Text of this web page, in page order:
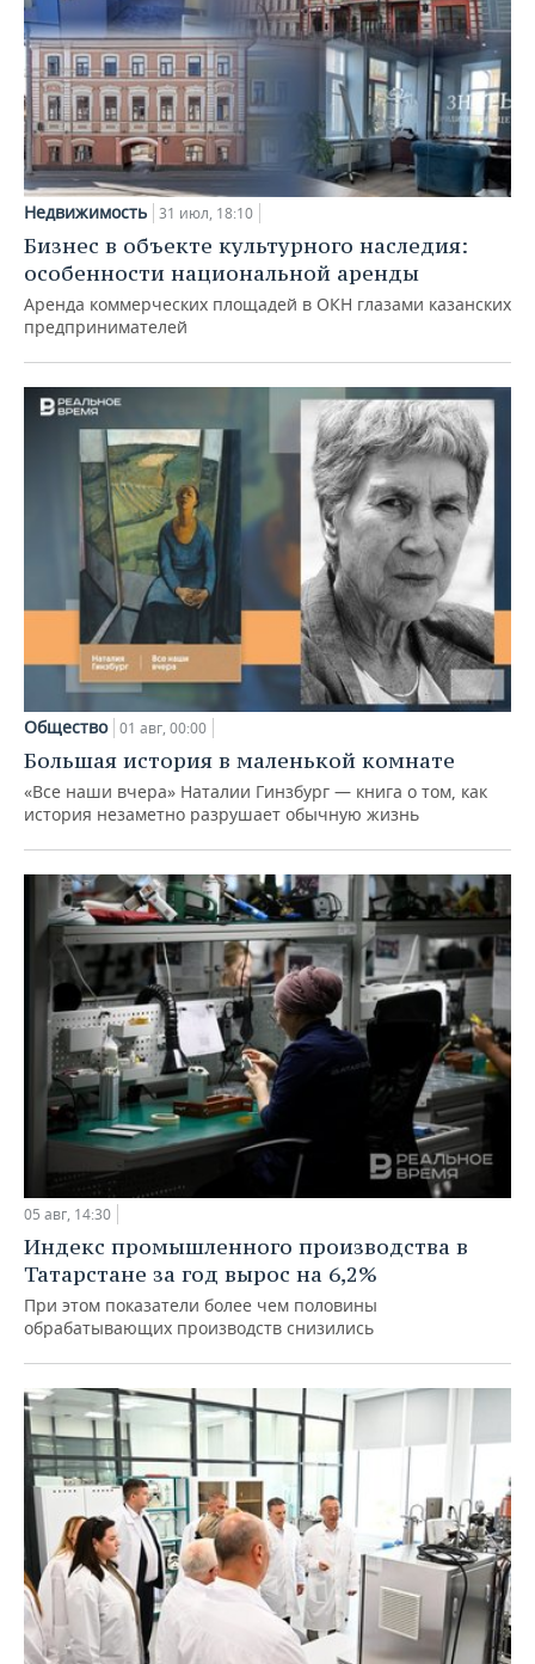
Недвижимость 31 июл, 18:10
Бизнес в объекте культурного наследия:
особенности национальной аренды
Аренда коммерческих площадей в ОКН глазами казанских
предпринимателей
Общество 01 авг, 00:00
Большая история в маленькой комнате
«Все наши вчера» Наталии Гинзбург — книга о том, как
история незаметно разрушает обычную жизнь
05 авг, 14:30
Индекс промышленного производства в
Татарстане за год вырос на 6,2%
При этом показатели более чем половины
обрабатывающих производств снизились